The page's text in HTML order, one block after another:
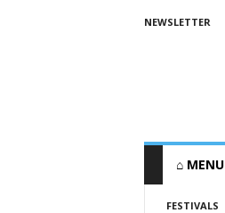
NEWSLETTER
⌂ MENU
FESTIVALS